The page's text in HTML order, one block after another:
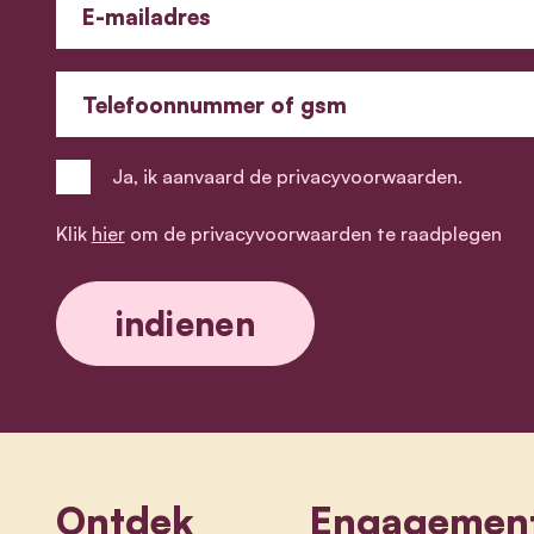
E-mailadres
Telefoonnummer of gsm
Ja, ik aanvaard de privacyvoorwaarden.
Klik hierom de privacyvoorwaarden te raadplegen
Ontdek